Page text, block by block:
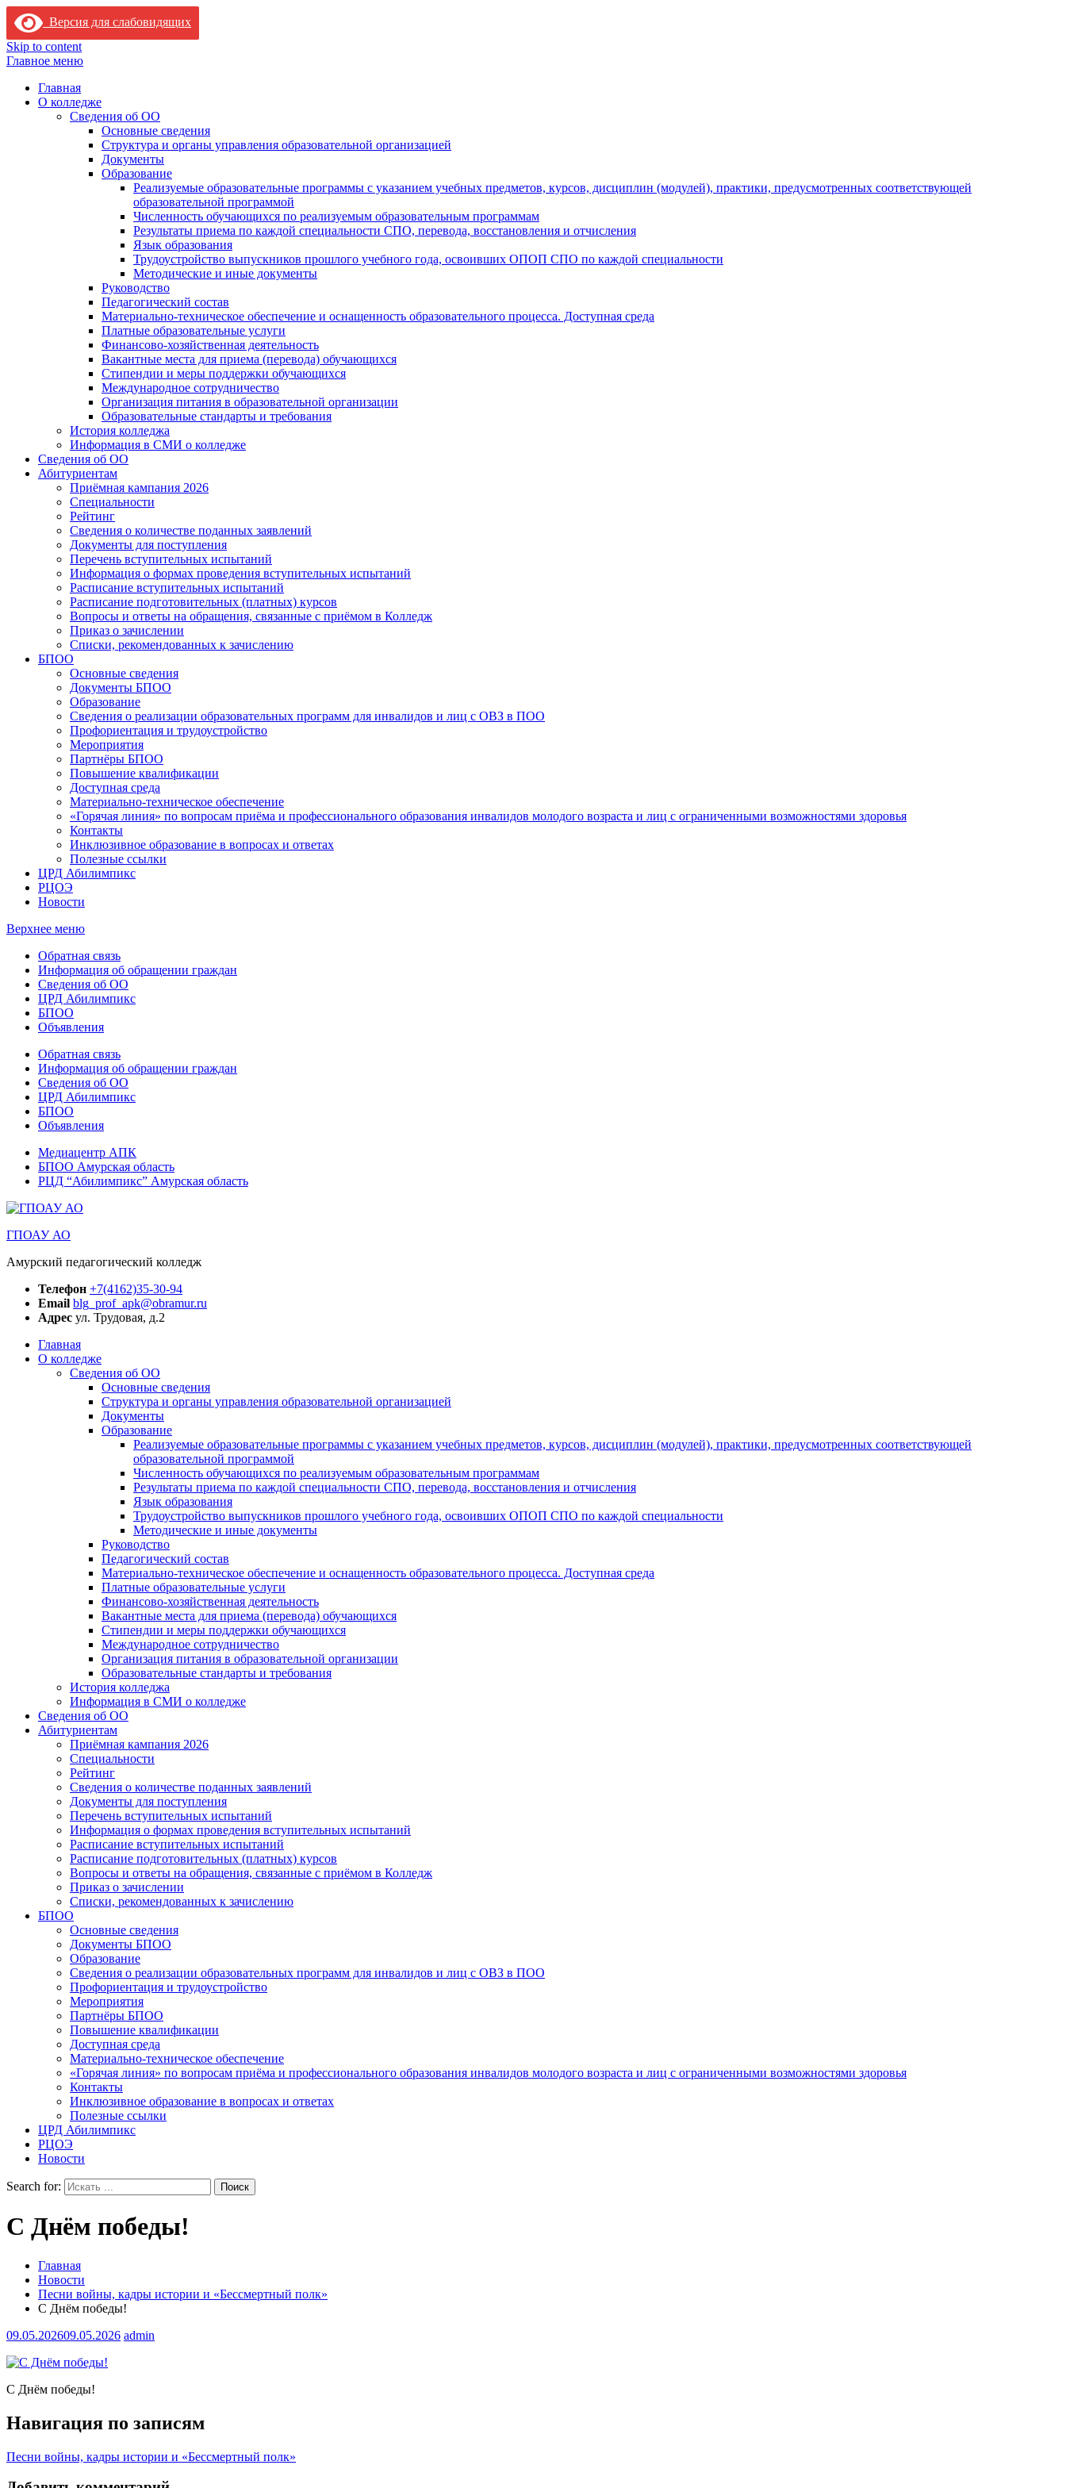
Версия для слабовидящих
Skip to content
Главное меню
Главная
О колледже
Сведения об ОО
Основные сведения
Структура и органы управления образовательной организацией
Документы
Образование
Реализуемые образовательные программы с указанием учебных предметов, курсов, дисциплин (модулей), практики, предусмотренных соответствующей
образовательной программой
Численность обучающихся по реализуемым образовательным программам
Результаты приема по каждой специальности СПО, перевода, восстановления и отчисления
Язык образования
Трудоустройство выпускников прошлого учебного года, освоивших ОПОП СПО по каждой специальности
Методические и иные документы
Руководство
Педагогический состав
Материально-техническое обеспечение и оснащенность образовательного процесса. Доступная среда
Платные образовательные услуги
Финансово-хозяйственная деятельность
Вакантные места для приема (перевода) обучающихся
Стипендии и меры поддержки обучающихся
Международное сотрудничество
Организация питания в образовательной организации
Образовательные стандарты и требования
История колледжа
Информация в СМИ о колледже
Сведения об ОО
Абитуриентам
Приёмная кампания 2026
Специальности
Рейтинг
Сведения о количестве поданных заявлений
Документы для поступления
Перечень вступительных испытаний
Информация о формах проведения вступительных испытаний
Расписание вступительных испытаний
Расписание подготовительных (платных) курсов
Вопросы и ответы на обращения, связанные с приёмом в Колледж
Приказ о зачислении
Списки, рекомендованных к зачислению
БПОО
Основные сведения
Документы БПОО
Образование
Сведения о реализации образовательных программ для инвалидов и лиц с ОВЗ в ПОО
Профориентация и трудоустройство
Мероприятия
Партнёры БПОО
Повышение квалификации
Доступная среда
Материально-техническое обеспечение
«Горячая линия» по вопросам приёма и профессионального образования инвалидов молодого возраста и лиц с ограниченными возможностями здоровья
Контакты
Инклюзивное образование в вопросах и ответах
Полезные ссылки
ЦРД Абилимпикс
РЦОЭ
Новости
Верхнее меню
Обратная связь
Информация об обращении граждан
Сведения об ОО
ЦРД Абилимпикс
БПОО
Объявления
Обратная связь
Информация об обращении граждан
Сведения об ОО
ЦРД Абилимпикс
БПОО
Объявления
Медиацентр АПК
БПОО Амурская область
РЦД “Абилимпикс” Амурская область
ГПОАУ АО
Амурский педагогический колледж
Телефон +7(4162)35-30-94
Email blg_prof_apk@obramur.ru
Адрес ул. Трудовая, д.2
Главная
О колледже
Сведения об ОО
Основные сведения
Структура и органы управления образовательной организацией
Документы
Образование
Реализуемые образовательные программы с указанием учебных предметов, курсов, дисциплин (модулей), практики, предусмотренных соответствующей
образовательной программой
Численность обучающихся по реализуемым образовательным программам
Результаты приема по каждой специальности СПО, перевода, восстановления и отчисления
Язык образования
Трудоустройство выпускников прошлого учебного года, освоивших ОПОП СПО по каждой специальности
Методические и иные документы
Руководство
Педагогический состав
Материально-техническое обеспечение и оснащенность образовательного процесса. Доступная среда
Платные образовательные услуги
Финансово-хозяйственная деятельность
Вакантные места для приема (перевода) обучающихся
Стипендии и меры поддержки обучающихся
Международное сотрудничество
Организация питания в образовательной организации
Образовательные стандарты и требования
История колледжа
Информация в СМИ о колледже
Сведения об ОО
Абитуриентам
Приёмная кампания 2026
Специальности
Рейтинг
Сведения о количестве поданных заявлений
Документы для поступления
Перечень вступительных испытаний
Информация о формах проведения вступительных испытаний
Расписание вступительных испытаний
Расписание подготовительных (платных) курсов
Вопросы и ответы на обращения, связанные с приёмом в Колледж
Приказ о зачислении
Списки, рекомендованных к зачислению
БПОО
Основные сведения
Документы БПОО
Образование
Сведения о реализации образовательных программ для инвалидов и лиц с ОВЗ в ПОО
Профориентация и трудоустройство
Мероприятия
Партнёры БПОО
Повышение квалификации
Доступная среда
Материально-техническое обеспечение
«Горячая линия» по вопросам приёма и профессионального образования инвалидов молодого возраста и лиц с ограниченными возможностями здоровья
Контакты
Инклюзивное образование в вопросах и ответах
Полезные ссылки
ЦРД Абилимпикс
РЦОЭ
Новости
Search for:
С Днём победы!
Главная
Новости
Песни войны, кадры истории и «Бессмертный полк»
С Днём победы!
09.05.202609.05.2026 admin
С Днём победы!
Навигация по записям
Песни войны, кадры истории и «Бессмертный полк»